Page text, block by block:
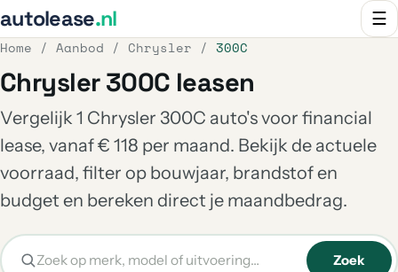
autolease.nl ☰
Home / Aanbod / Chrysler / 300C
Chrysler 300C leasen
Vergelijk 1 Chrysler 300C auto's voor financial
lease, vanaf € 118 per maand. Bekijk de actuele
voorraad, filter op bouwjaar, brandstof en
budget en bereken direct je maandbedrag.
Zoek